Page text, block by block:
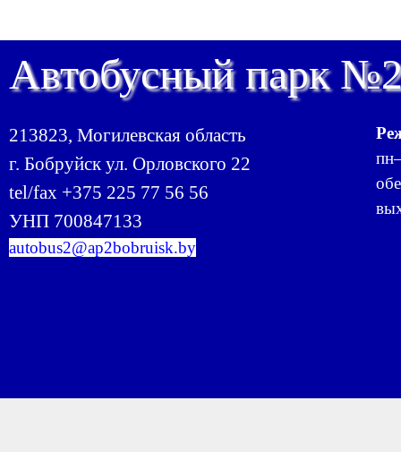
Автобусный парк
213823, Могилевская область
г. Бобруйск ул. Орловского 22
tel/fax +375 225 77 56 56
УНП 700847133
autobus2@ap2bobruisk.by